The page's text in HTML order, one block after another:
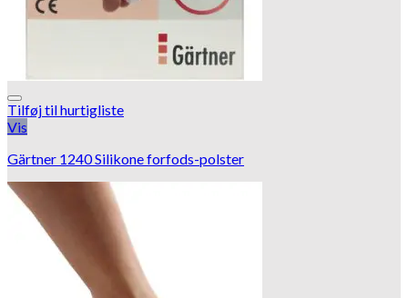
Tilføj til hurtigliste
Vis
Gärtner 1240 Silikone forfods-polster